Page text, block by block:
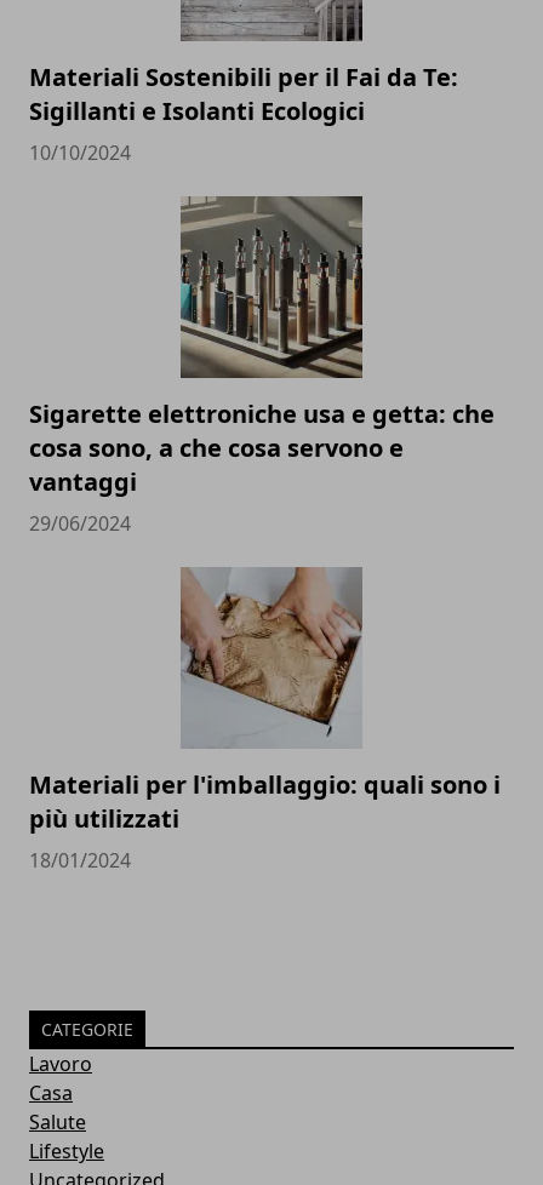
Materiali Sostenibili per il Fai da Te:
Sigillanti e Isolanti Ecologici
10/10/2024
Sigarette elettroniche usa e getta: che
cosa sono, a che cosa servono e
vantaggi
29/06/2024
Materiali per l'imballaggio: quali sono i
più utilizzati
18/01/2024
CATEGORIE
Lavoro
Casa
Salute
Lifestyle